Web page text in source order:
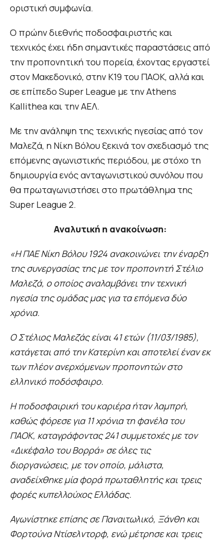
οριστική συμφωνία.
Ο πρώην διεθνής ποδοσφαιριστής και
τεχνικός έχει ήδη σημαντικές παραστάσεις από
την προπονητική του πορεία, έχοντας εργαστεί
στον Μακεδονικό, στην Κ19 του ΠΑΟΚ, αλλά και
σε επίπεδο Super League με την Athens
Kallithea και την ΑΕΛ.
Με την ανάληψη της τεχνικής ηγεσίας από τον
Μαλεζά, η Νίκη Βόλου ξεκινά τον σχεδιασμό της
επόμενης αγωνιστικής περιόδου, με στόχο τη
δημιουργία ενός ανταγωνιστικού συνόλου που
θα πρωταγωνιστήσει στο πρωτάθλημα της
Super League 2.
Αναλυτική η ανακοίνωση:
«Η ΠΑΕ Νίκη Βόλου 1924 ανακοινώνει την έναρξη
της συνεργασίας της με τον προπονητή Στέλιο
Μαλεζά, ο οποίος αναλαμβάνει την τεχνική
ηγεσία της ομάδας μας για τα επόμενα δύο
χρόνια.
Ο Στέλιος Μαλεζάς είναι 41 ετών (11/03/1985),
κατάγεται από την Κατερίνη και αποτελεί έναν εκ
των πλέον ανερχόμενων προπονητών στο
ελληνικό ποδόσφαιρο.
Η ποδοσφαιρική του καριέρα ήταν λαμπρή,
καθώς φόρεσε για 11 χρόνια τη φανέλα του
ΠΑΟΚ, καταγράφοντας 241 συμμετοχές με τον
«Δικέφαλο του Βορρά» σε όλες τις
διοργανώσεις, με τον οποίο, μάλιστα,
αναδείχθηκε μία φορά πρωταθλητής και τρεις
φορές κυπελλούχος Ελλάδας.
Αγωνίστηκε επίσης σε Παναιτωλικό, Ξάνθη και
Φορτούνα Ντίσελντορφ, ενώ μέτρησε και τρεις